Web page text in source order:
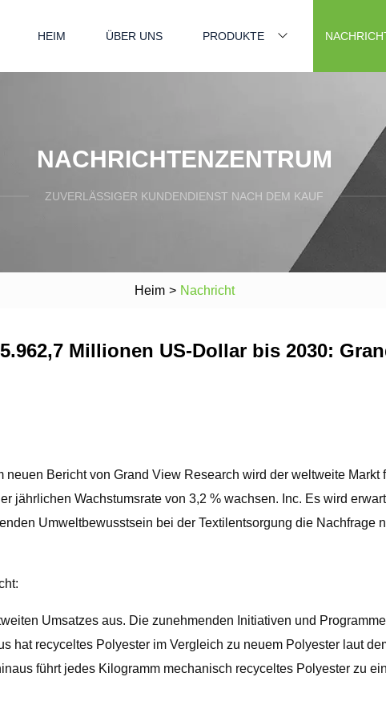
HEIM ÜBER UNS PRODUKTE
NACHRICHTENZENTRUM
ZUVERLÄSSIGER KUNDENDIENST NACH DEM KAUF
Heim > Nachricht
Millionen US-Dollar bis 2030:
Bericht von Grand View Research wird der weltweite
jährlichen Wachstumsrate von 3,2 % wachsen. Inc. Es wird
Umweltbewusstsein bei der Textilentsorgung die Nachfrage
Umsatzes aus. Die zunehmenden Initiativen und
hat recyceltes Polyester im Vergleich zu neuem Polyester laut
führt jedes Kilogramm mechanisch recyceltes Polyester zu